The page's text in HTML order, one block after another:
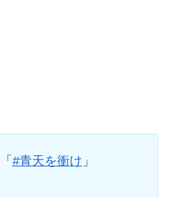
「 #青天を衝け 」